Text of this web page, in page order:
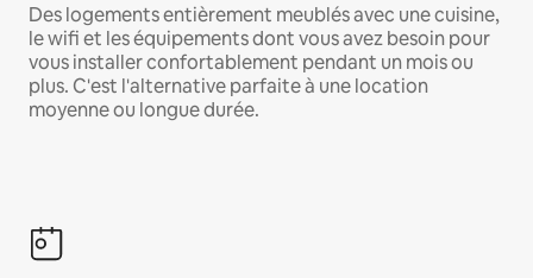
Des logements entièrement meublés avec une cuisine,
le wifi et les équipements dont vous avez besoin pour
vous installer confortablement pendant un mois ou
plus. C'est l'alternative parfaite à une location
moyenne ou longue durée.